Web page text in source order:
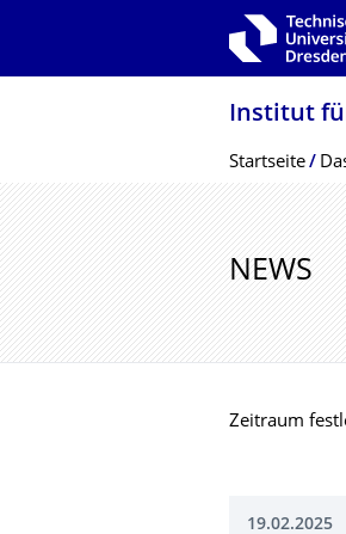
Zur Hauptnavigation springen
Institut
Breadcrumb-
Startseite
NEWS
Zeitraum
19.02.2025